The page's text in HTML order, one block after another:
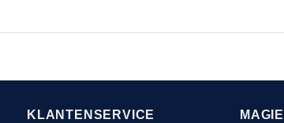
KLANTENSERVICE